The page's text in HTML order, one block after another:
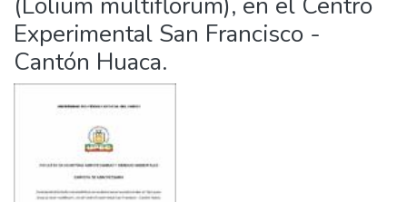
Experimental San Francisco -
Cantón Huaca.